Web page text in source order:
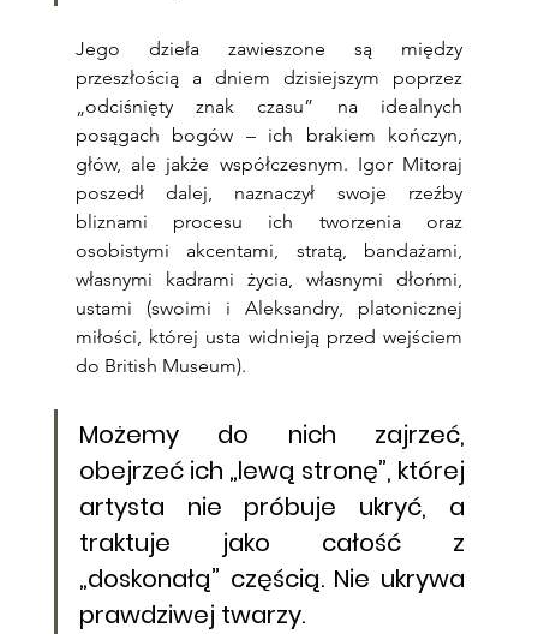
Jego dzieła zawieszone są między
przeszłością a dniem dzisiejszym poprzez
„odciśnięty znak czasu” na idealnych
posągach bogów – ich brakiem kończyn,
głów, ale jakże współczesnym. Igor Mitoraj
poszedł dalej, naznaczył swoje rzeźby
bliznami procesu ich tworzenia oraz
osobistymi akcentami, stratą, bandażami,
własnymi kadrami życia, własnymi dłońmi,
ustami (swoimi i Aleksandry, platonicznej
miłości, której usta widnieją przed wejściem
do British Museum).
Możemy do nich zajrzeć,
obejrzeć ich „lewą stronę”, której
artysta nie próbuje ukryć, a
traktuje jako całość z
„doskonałą” częścią. Nie ukrywa
prawdziwej twarzy.